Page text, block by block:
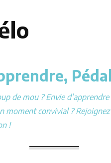
de mou ? Envie
moment convivial ?
!